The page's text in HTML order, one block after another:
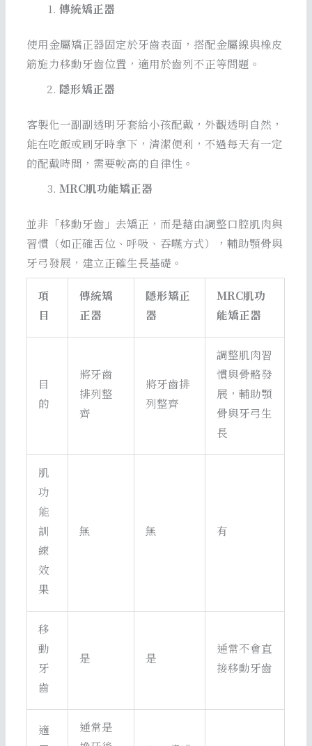
傳統矯正器
使用金屬矯正器固定於牙齒表面，搭配金屬線與橡皮
筋施力移動牙齒位置，適用於齒列不正等問題。
隱形矯正器
客製化一副副透明牙套給小孩配戴，外觀透明自然，
能在吃飯或刷牙時拿下，清潔便利，不過每天有一定
的配戴時間，需要較高的自律性。
MRC肌功能矯正器
並非「移動牙齒」去矯正，而是藉由調整口腔肌肉與
習慣（如正確舌位、呼吸、吞嚥方式），輔助顎骨與
牙弓發展，建立正確生長基礎。
項
目
傳統矯
正器
隱形矯正
器
MRC肌功
能矯正器
目
的
將牙齒
排列整
齊
將牙齒排
列整齊
調整肌肉習
慣與骨骼發
展，輔助顎
骨與牙弓生
長
肌
功
能
訓
練
效
果
無 無 有
移
動
牙
齒
是 是
通常不會直
接移動牙齒
適
通常是